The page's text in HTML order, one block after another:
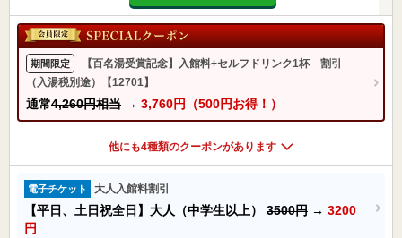
期間限定
【百名湯受賞記念】入館料+セルフドリンク1杯 割引
（入湯税別途）【12701】
通常4,260円相当 → 3,760円（500円お得！）
他にも4種類のクーポンがあります
電子チケット 大人入館料割引
【平日、土日祝全日】大人（中学生以上） 3500円 → 3200
円